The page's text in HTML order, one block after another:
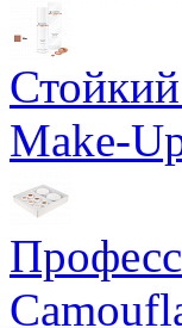
Make-